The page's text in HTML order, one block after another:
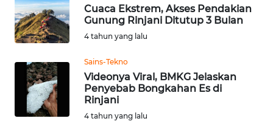
Cuaca Ekstrem, Akses Pendakian
Gunung Rinjani Ditutup 3 Bulan
4 tahun yang lalu
Sains-Tekno
Videonya Viral, BMKG Jelaskan
Penyebab Bongkahan Es di
Rinjani
4 tahun yang lalu
News
Regional
SUMUT
WN
JAKARTA